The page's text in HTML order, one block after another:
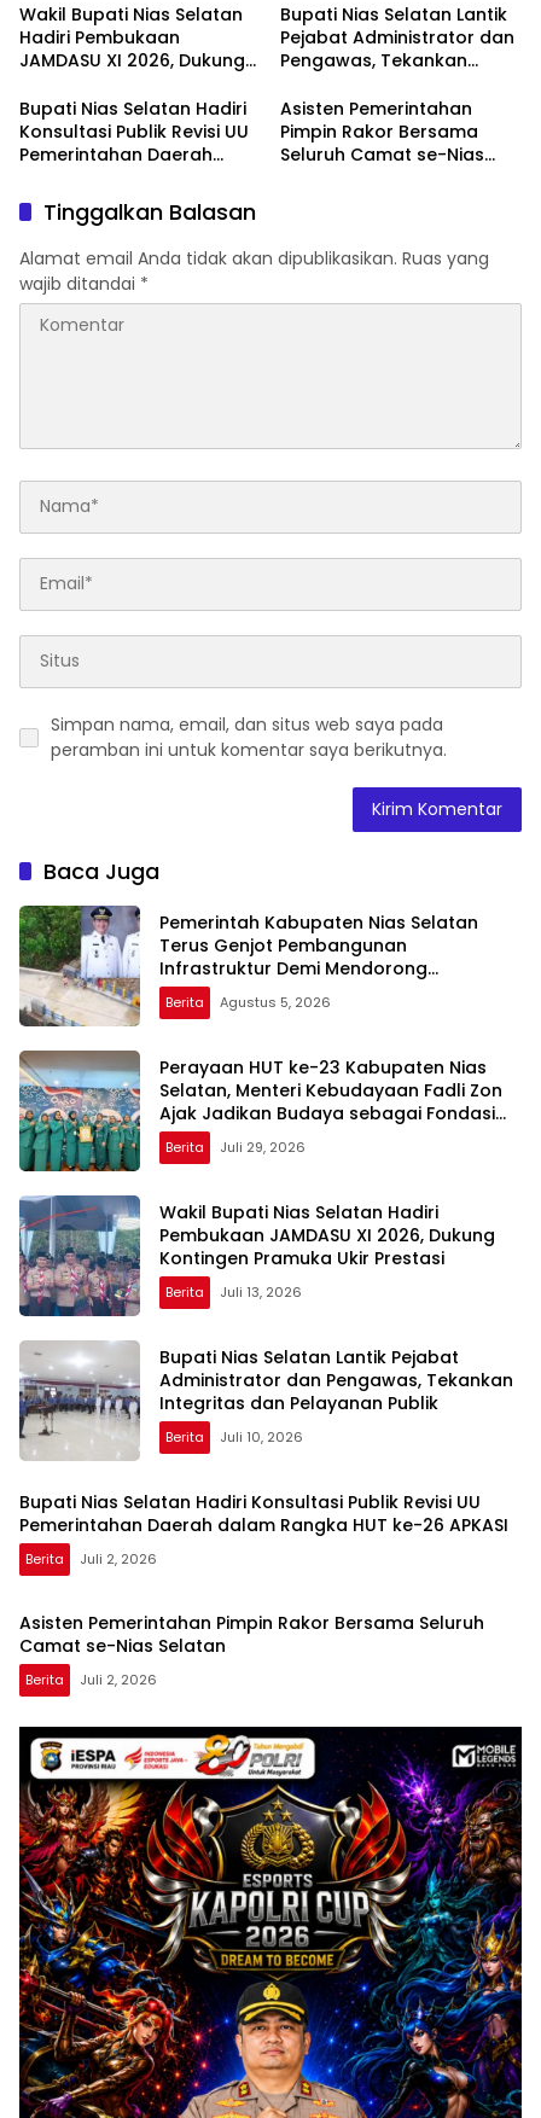
Wakil Bupati Nias Selatan
Hadiri Pembukaan
JAMDASU XI 2026, Dukung
Prestasi
Bupati Nias Selatan Lantik
Pejabat Administrator dan
Pengawas, Tekankan
Publik
Bupati Nias Selatan Hadiri
Konsultasi Publik Revisi UU
Pemerintahan Daerah
APKASI
Asisten Pemerintahan
Pimpin Rakor Bersama
Seluruh Camat se-Nias
Tinggalkan Balasan
Alamat email Anda tidak akan dipublikasikan. Ruas yang
wajib ditandai *
Simpan nama, email, dan situs web saya pada
peramban ini untuk komentar saya berikutnya.
Baca Juga
Pemerintah Kabupaten Nias Selatan
Terus Genjot Pembangunan
Infrastruktur Demi Mendorong
Konektivitas dan Pertumbuhan Daerah
Berita Agustus 5, 2026
Perayaan HUT ke-23 Kabupaten Nias
Selatan, Menteri Kebudayaan Fadli Zon
Ajak Jadikan Budaya sebagai Fondasi
Pembangunan Daerah
Berita Juli 29, 2026
Wakil Bupati Nias Selatan Hadiri
Pembukaan JAMDASU XI 2026, Dukung
Kontingen Pramuka Ukir Prestasi
Berita Juli 13, 2026
Bupati Nias Selatan Lantik Pejabat
Administrator dan Pengawas, Tekankan
Integritas dan Pelayanan Publik
Berita Juli 10, 2026
Bupati Nias Selatan Hadiri Konsultasi Publik Revisi UU
Pemerintahan Daerah dalam Rangka HUT ke-26 APKASI
Berita Juli 2, 2026
Asisten Pemerintahan Pimpin Rakor Bersama Seluruh
Camat se-Nias Selatan
Berita Juli 2, 2026